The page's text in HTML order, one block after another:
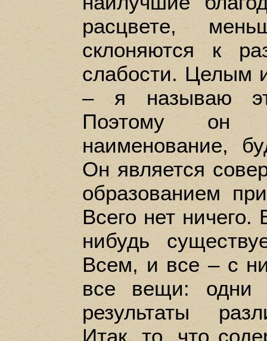
расцвете,
склоняются к
слабости. Целым
– я называю
Поэтому он
наименование,
Он является
образованием
Всего нет
нибудь
Всем, и все – с
все вещи: одни
результаты
Итак, то, что